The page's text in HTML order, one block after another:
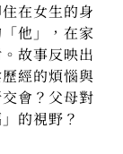
在女生的身
他」，在家
故事反映出
經的煩惱與
會？父母對
的視野？